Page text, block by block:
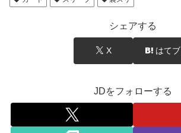
シェアする
X はてブ
JDをフォローする